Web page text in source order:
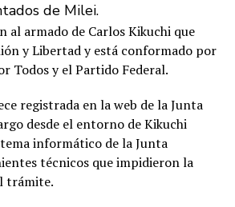
de Milei.
al armado de Carlos Kikuchi que
y Libertad y está conformado por
Todos y el Partido Federal.
registrada en la web de la Junta
desde el entorno de Kikuchi
informático de la Junta
técnicos que impidieron la
trámite.